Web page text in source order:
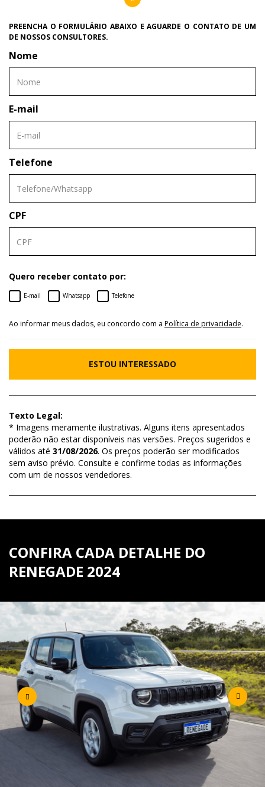
PREENCHA O FORMULÁRIO ABAIXO E AGUARDE O CONTATO DE UM
DE NOSSOS CONSULTORES.
Nome
E-mail
Telefone
CPF
Quero receber contato por:
E-mail Whatsapp Telefone
Ao informar meus dados, eu concordo com a Política de privacidade.
ESTOU INTERESSADO
Texto Legal:
* Imagens meramente ilustrativas. Alguns itens apresentados
poderão não estar disponíveis nas versões. Preços sugeridos e
válidos até 31/08/2026. Os preços poderão ser modificados
sem aviso prévio. Consulte e confirme todas as informações
com um de nossos vendedores.
CONFIRA CADA DETALHE DO
RENEGADE 2024